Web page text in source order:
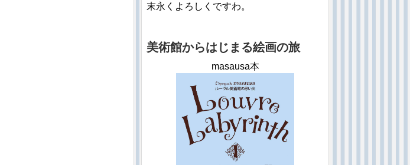
末永くよろしくですわ。
美術館からはじまる絵画の旅
masausa本